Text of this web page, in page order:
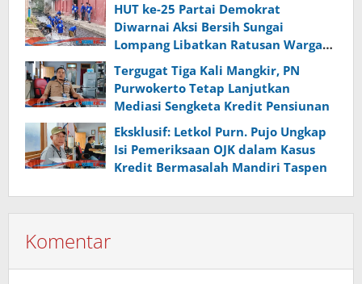
HUT ke-25 Partai Demokrat
Diwarnai Aksi Bersih Sungai
Lompang Libatkan Ratusan Warga
Banyumas
Tergugat Tiga Kali Mangkir, PN
Purwokerto Tetap Lanjutkan
Mediasi Sengketa Kredit Pensiunan
Eksklusif: Letkol Purn. Pujo Ungkap
Isi Pemeriksaan OJK dalam Kasus
Kredit Bermasalah Mandiri Taspen
Komentar